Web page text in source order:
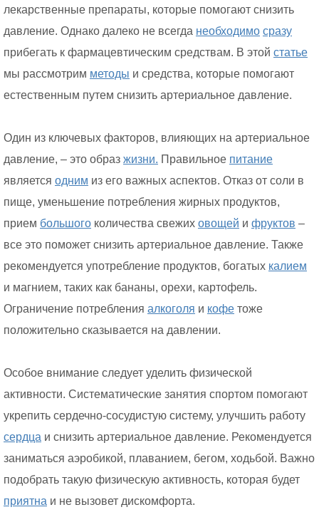
лекарственные препараты, которые помогают снизить
давление. Однако далеко не всегда необходимо сразу
прибегать к фармацевтическим средствам. В этой статье
мы рассмотрим методы и средства, которые помогают
естественным путем снизить артериальное давление.
Один из ключевых факторов, влияющих на артериальное
давление, – это образ жизни. Правильное питание
является одним из его важных аспектов. Отказ от соли в
пище, уменьшение потребления жирных продуктов,
прием большого количества свежих овощей и фруктов –
все это поможет снизить артериальное давление. Также
рекомендуется употребление продуктов, богатых калием
и магнием, таких как бананы, орехи, картофель.
Ограничение потребления алкоголя и кофе тоже
положительно сказывается на давлении.
Особое внимание следует уделить физической
активности. Систематические занятия спортом помогают
укрепить сердечно-сосудистую систему, улучшить работу
сердца и снизить артериальное давление. Рекомендуется
заниматься аэробикой, плаванием, бегом, ходьбой. Важно
подобрать такую физическую активность, которая будет
приятна и не вызовет дискомфорта.